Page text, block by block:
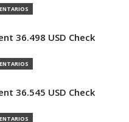
36.498 USD Check
36.545 USD Check